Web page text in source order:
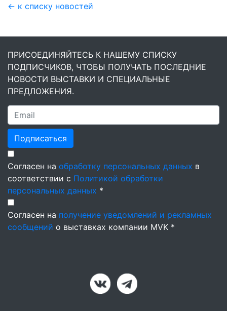
← к списку новостей
ПРИСОЕДИНЯЙТЕСЬ К НАШЕМУ СПИСКУ
ПОДПИСЧИКОВ, ЧТОБЫ ПОЛУЧАТЬ ПОСЛЕДНИЕ
НОВОСТИ ВЫСТАВКИ И СПЕЦИАЛЬНЫЕ
ПРЕДЛОЖЕНИЯ.
Подписаться
Согласен на обработку персональных данных в
соответствии с Политикой обработки
персональных данных *
Согласен на получение уведомлений и рекламных
сообщений о выставках компании MVK *